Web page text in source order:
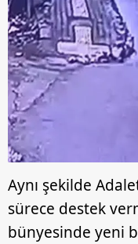
Çerezlere ilişkin
vasıtasıyla
için Ayarlar butonuna
Metnimizi
ziyaret
6698 sayılı Kişisel
hazırlanmış
ilgili mevzuata uygun
almak için lütfen
Aynı şekilde
sürece destek
bünyesinde yeni